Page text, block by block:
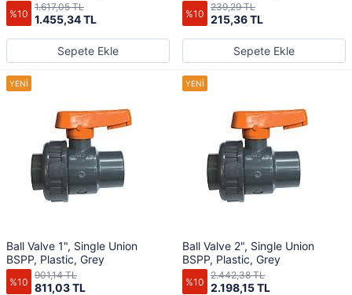
%10 1.455,34 TL
1.617,05 TL
Sepete Ekle
%10 215,36 TL
239,29 TL
Sepete Ekle
Ball Valve 1", Single Union
BSPP, Plastic, Grey
%10 811,03 TL
901,14 TL
Ball Valve 2", Single Union
BSPP, Plastic, Grey
%10 2.198,15 TL
2.442,38 TL